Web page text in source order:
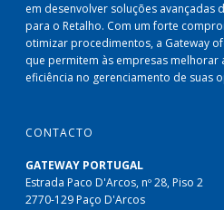
em desenvolver soluções avançadas
para o Retalho. Com um forte
otimizar procedimentos, a Gateway
que permitem às empresas melhorar
eficiência no gerenciamento de suas
CONTACTO
GATEWAY PORTUGAL
Estrada Paco D'Arcos, nº 28, Piso 2
2770-129 Paço D'Arcos